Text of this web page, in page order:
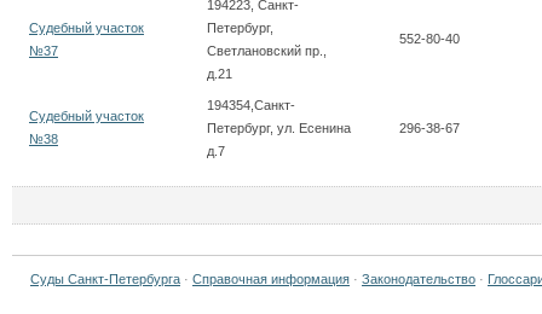
Судебный участок
№37
194223, Санкт-
Петербург,
Светлановский пр.,
д.21
552-80-40
Судебный участок
№38
194354,Санкт-
Петербург, ул. Есенина
д.7
296-38-67
Суды Санкт-Петербурга · Справочная информация · Законодательство ·